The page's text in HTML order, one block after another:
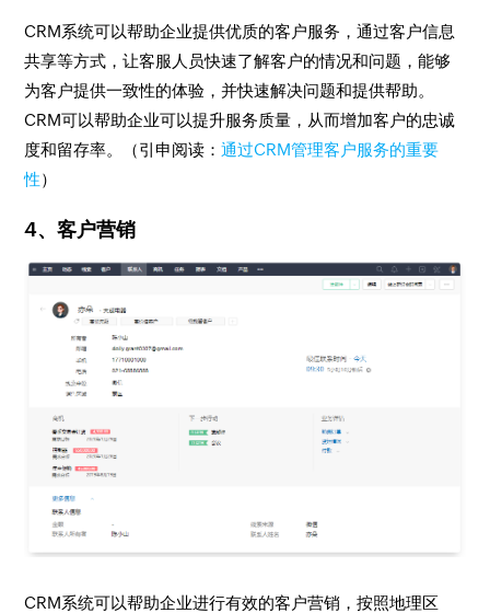
CRM系统可以帮助企业提供优质的客户服务，通过客户信息
共享等方式，让客服人员快速了解客户的情况和问题，能够
为客户提供一致性的体验，并快速解决问题和提供帮助。
CRM可以帮助企业可以提升服务质量，从而增加客户的忠诚
度和留存率。（引申阅读：通过CRM管理客户服务的重要
性）
4、客户营销
CRM系统可以帮助企业进行有效的客户营销，按照地理区